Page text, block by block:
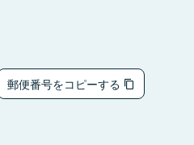
郵便番号をコピーする